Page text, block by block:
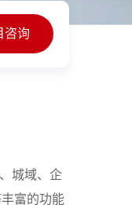
咨询
城域、企
富的功能